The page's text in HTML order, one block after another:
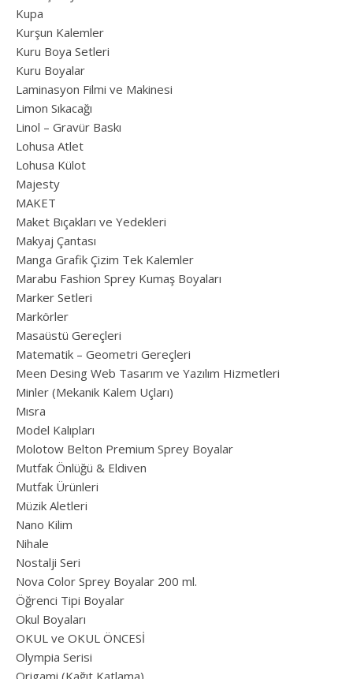
Kupa
Kurşun Kalemler
Kuru Boya Setleri
Kuru Boyalar
Laminasyon Filmi ve Makinesi
Limon Sıkacağı
Linol – Gravür Baskı
Lohusa Atlet
Lohusa Külot
Majesty
MAKET
Maket Bıçakları ve Yedekleri
Makyaj Çantası
Manga Grafik Çizim Tek Kalemler
Marabu Fashion Sprey Kumaş Boyaları
Marker Setleri
Markörler
Masaüstü Gereçleri
Matematik – Geometri Gereçleri
Meen Desing Web Tasarım ve Yazılım Hizmetleri
Minler (Mekanik Kalem Uçları)
Mısra
Model Kalıpları
Molotow Belton Premium Sprey Boyalar
Mutfak Önlüğü & Eldiven
Mutfak Ürünleri
Müzik Aletleri
Nano Kilim
Nihale
Nostalji Seri
Nova Color Sprey Boyalar 200 ml.
Öğrenci Tipi Boyalar
Okul Boyaları
OKUL ve OKUL ÖNCESİ
Olympia Serisi
Origami (Kağıt Katlama)